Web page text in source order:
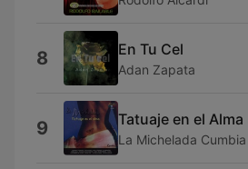
8 En Tu Cel
Adan Zapata
9 Tatuaje en el Alma
La Michelada Cumbia